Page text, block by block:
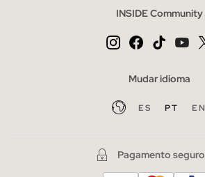
INSIDE Community
Mudar idioma
ES PT EN
Pagamento seguro